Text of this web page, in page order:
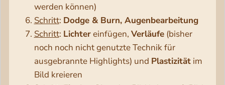
werden können)
Schritt: Dodge & Burn, Augenbearbeitung
Schritt: Lichtereinfügen, Verläufe(bisher
noch noch nicht genutzte Technik für
ausgebrannte Highlights) und Plastizitätim
Bild kreieren